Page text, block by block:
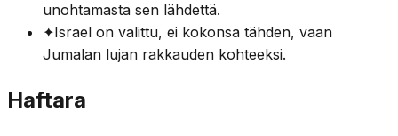
unohtamasta sen lähdettä.
✦Israel on valittu, ei kokonsa tähden, vaan
Jumalan lujan rakkauden kohteeksi.
Haftara